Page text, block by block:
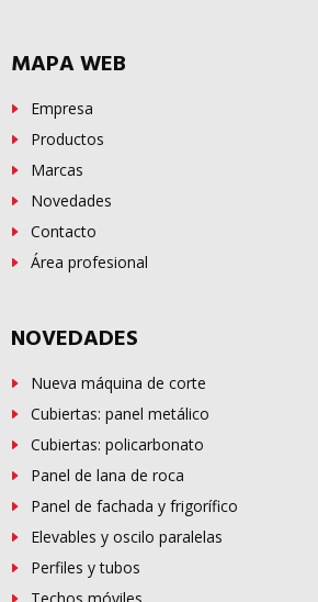
MAPA WEB
Empresa
Productos
Marcas
Novedades
Contacto
Área profesional
NOVEDADES
Nueva máquina de corte
Cubiertas: panel metálico
Cubiertas: policarbonato
Panel de lana de roca
Panel de fachada y frigorífico
Elevables y oscilo paralelas
Perfiles y tubos